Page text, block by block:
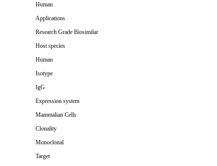
Human
Applications
Research Grade Biosimilar
Host species
Human
Isotype
IgG
Expression system
Mammalian Cells
Clonality
Monoclonal
Target